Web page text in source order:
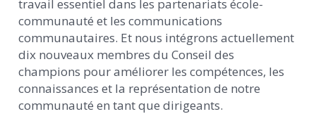
travail essentiel dans les partenariats école-
communauté et les communications
communautaires. Et nous intégrons actuellement
dix nouveaux membres du Conseil des
champions pour améliorer les compétences, les
connaissances et la représentation de notre
communauté en tant que dirigeants.